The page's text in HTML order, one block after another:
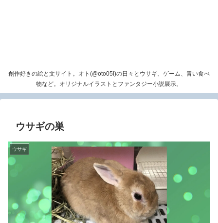
創作好きの絵と文サイト。オト(@oto05i)の日々とウサギ、ゲーム、青い食べ
物など。オリジナルイラストとファンタジー小説展示。
ウサギの巣
ウサギ